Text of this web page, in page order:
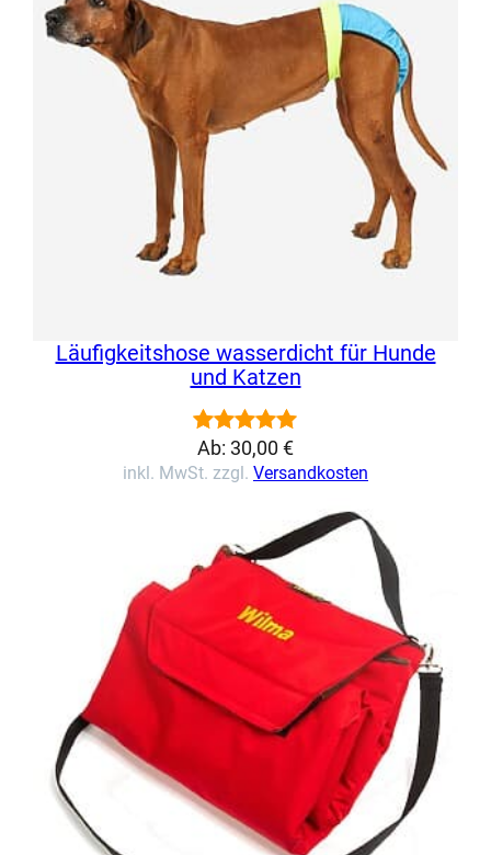
Kundenbewertung
Läufigkeitshose wasserdicht für Hunde
und Katzen
Bewertet
mit5.00
basierend
auf
7
Kundenbewertungen
Ab: 30,00 €
inkl. MwSt. zzgl. Versandkosten